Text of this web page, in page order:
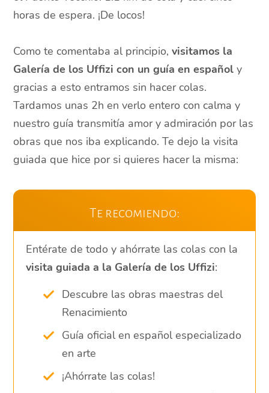
horas de espera. ¡De locos!
Como te comentaba al principio,visitamos la
Galería de los Uffizi con un guía en español y
gracias a esto entramos sin hacer colas.
Tardamos unas 2h en verlo entero con calma y
nuestro guía transmitía amor y admiración por las
obras que nos iba explicando. Te dejo la visita
guiada que hice por si quieres hacer la misma:
Te recomiendo:
Entérate de todo y ahórrate las colas con la
visita guiada a la Galería de los Uffizi:
Descubre las obras maestras del
Renacimiento
Guía oficial en español especializado
en arte
¡Ahórrate las colas!